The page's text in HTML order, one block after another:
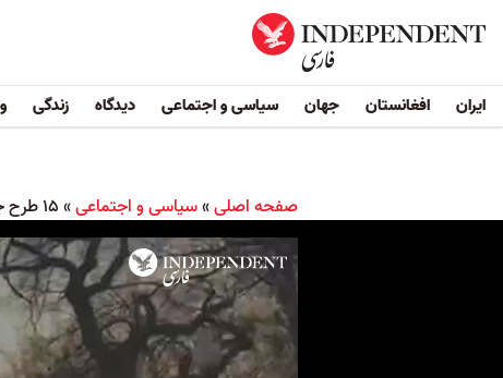
ایران افغانستان جهان سیاسی و اجتماعی دیدگاه زندگی
صفحه اصلی»سیاسی و اجتماعی»۱۵ طرح‌ جنجالی در ۱۲۰ روز گذشته برای کنترل اوضاع اجتماعی در ایران